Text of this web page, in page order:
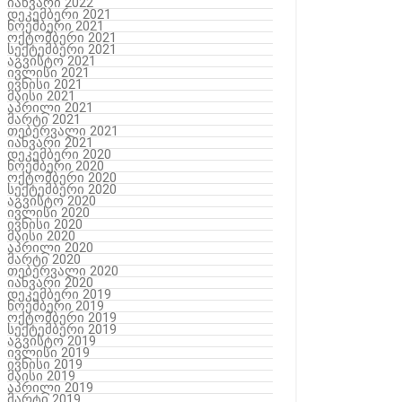
დეკემბერი 2021
ნოემბერი 2021
ოქტომბერი 2021
სექტემბერი 2021
აგვისტო 2021
ივლისი 2021
ივნისი 2021
მაისი 2021
აპრილი 2021
მარტი 2021
თებერვალი 2021
იანვარი 2021
დეკემბერი 2020
ნოემბერი 2020
ოქტომბერი 2020
სექტემბერი 2020
აგვისტო 2020
ივლისი 2020
ივნისი 2020
მაისი 2020
აპრილი 2020
მარტი 2020
თებერვალი 2020
იანვარი 2020
დეკემბერი 2019
ნოემბერი 2019
ოქტომბერი 2019
სექტემბერი 2019
აგვისტო 2019
ივლისი 2019
ივნისი 2019
მაისი 2019
აპრილი 2019